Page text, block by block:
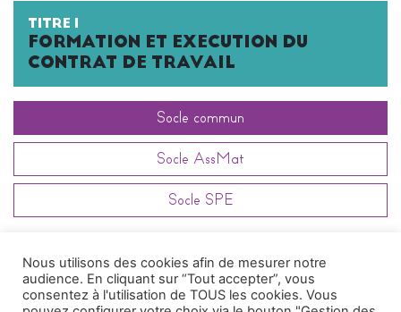
TITRE I
FORMATION ET EXECUTION DU
CONTRAT DE TRAVAIL
Socle commun
Socle AssMat
Socle SPE
- Article 48.1 -Congés rémunérés
Nous utilisons des cookies afin de mesurer notre
audience. En cliquant sur “Tout accepter”, vous
consentez à l'utilisation de TOUS les cookies. Vous